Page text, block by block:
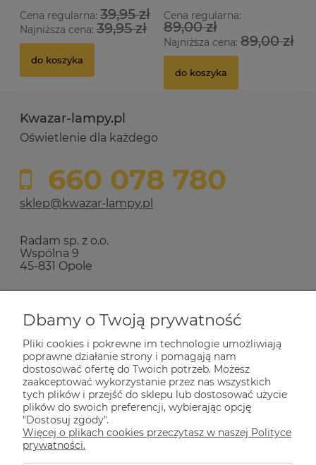
Cena regularna: 39,95 zł
Najniższa cena: 39,95 zł
do koszyka
Cena regularna:
89,00 zł
Najniższa cena:89,00 zł
do koszyka
Kwazar-lampy.pl
Oświetlenie dla każdego
660 078 780
sklep@kwazar-lampy.pl
Radam sp. z o.o.
Wspólna 9
45-831 Opole
Zakupy
Pomoc
Dla Ciebie
Informacje
Dbamy o Twoją prywatność
Pliki cookies i pokrewne im technologie umożliwiają
poprawne działanie strony i pomagają nam
dostosować ofertę do Twoich potrzeb. Możesz
zaakceptować wykorzystanie przez nas wszystkich
tych plików i przejść do sklepu lub dostosować użycie
plików do swoich preferencji, wybierając opcję
"Dostosuj zgody".
Więcej o plikach cookies przeczytasz w naszej Polityce
prywatności.